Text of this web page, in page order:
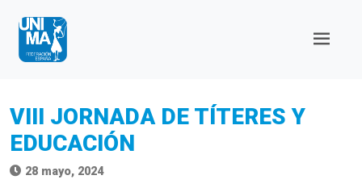
VIII JORNADA DE TÍTERES Y
EDUCACIÓN
28 mayo, 2024